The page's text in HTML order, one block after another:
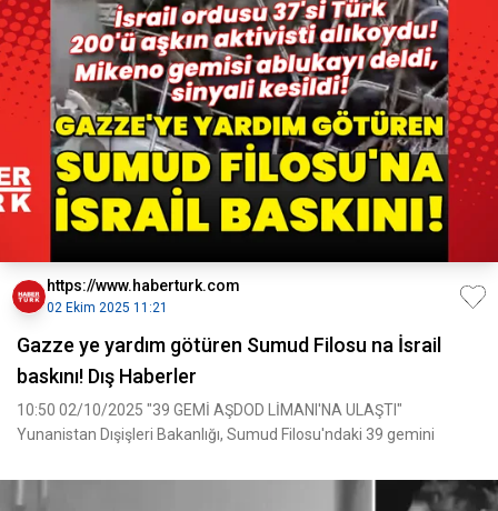
https://www.haberturk.com
02 Ekim 2025 11:21
Gazze ye yardım götüren Sumud Filosu na İsrail
baskını! Dış Haberler
10:50 02/10/2025 "39 GEMİ AŞDOD LİMANI'NA ULAŞTI"
Yunanistan Dışişleri Bakanlığı, Sumud Filosu'ndaki 39 gemini